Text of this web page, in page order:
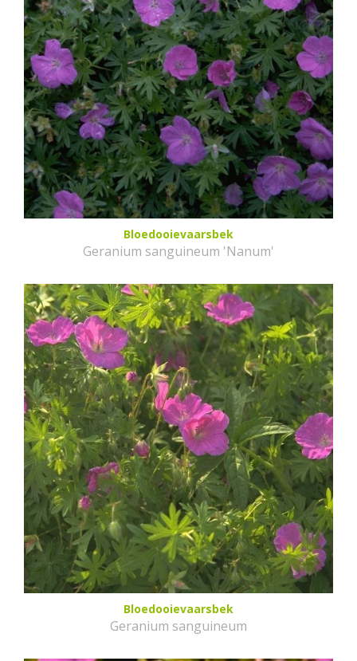
Bloedooievaarsbek
Geranium sanguineum 'Nanum'
Bloedooievaarsbek
Geranium sanguineum